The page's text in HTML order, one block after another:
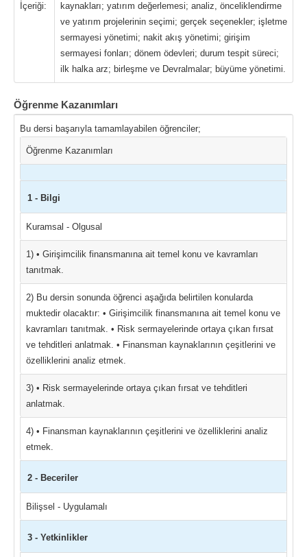
İçeriği:
kaynakları; yatırım değerlemesi; analiz, önceliklendirme
ve yatırım projelerinin seçimi; gerçek seçenekler; işletme
sermayesi yönetimi; nakit akış yönetimi; girişim
sermayesi fonları; dönem ödevleri; durum tespit süreci;
ilk halka arz; birleşme ve Devralmalar; büyüme yönetimi.
Öğrenme Kazanımları
Bu dersi başarıyla tamamlayabilen öğrenciler;
Öğrenme Kazanımları
1 - Bilgi
Kuramsal - Olgusal
1) • Girişimcilik finansmanına ait temel konu ve kavramları
tanıtmak.
2) Bu dersin sonunda öğrenci aşağıda belirtilen konularda
muktedir olacaktır: • Girişimcilik finansmanına ait temel konu ve
kavramları tanıtmak. • Risk sermayelerinde ortaya çıkan fırsat
ve tehditleri anlatmak. • Finansman kaynaklarının çeşitlerini ve
özelliklerini analiz etmek.
3) • Risk sermayelerinde ortaya çıkan fırsat ve tehditleri
anlatmak.
4) • Finansman kaynaklarının çeşitlerini ve özelliklerini analiz
etmek.
2 - Beceriler
Bilişsel - Uygulamalı
3 - Yetkinlikler